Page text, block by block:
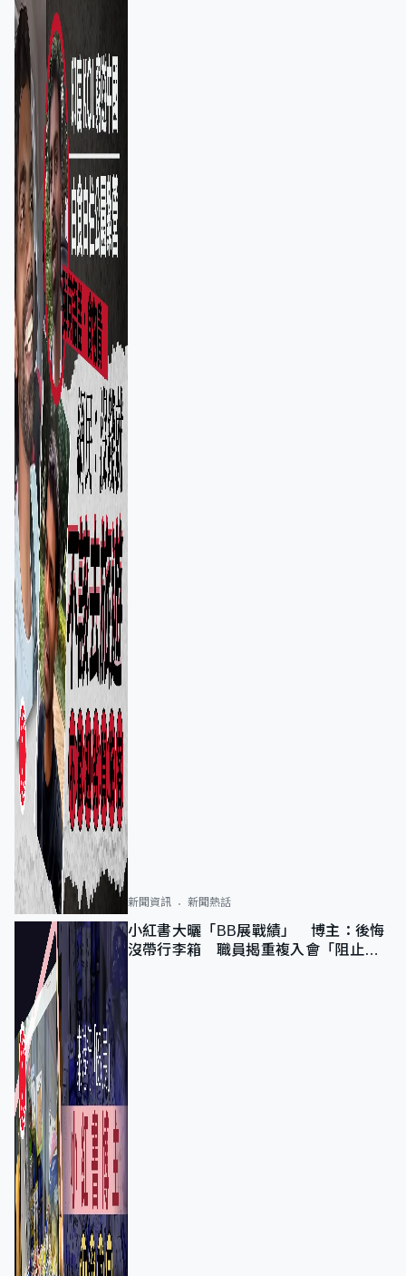
新聞資訊 新聞熱話
小紅書大曬「BB展戰績」 博主：後悔
沒帶行李箱 職員揭重複入會「阻止唔